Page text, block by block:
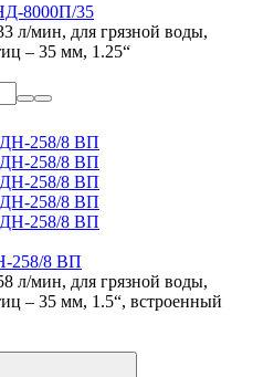
8000П/35
л/мин, для грязной воды,
– 35 мм, 1.25“
258/8 ВП
л/мин, для грязной воды,
– 35 мм, 1.5“, встроенный